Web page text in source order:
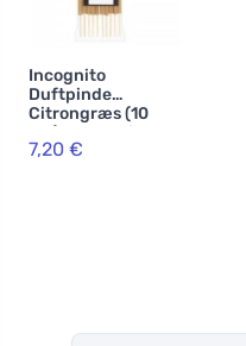
Incognito
Duftpinde
Citrongræs (10
stk) - lugter ikke
til besværlige
7,20 €